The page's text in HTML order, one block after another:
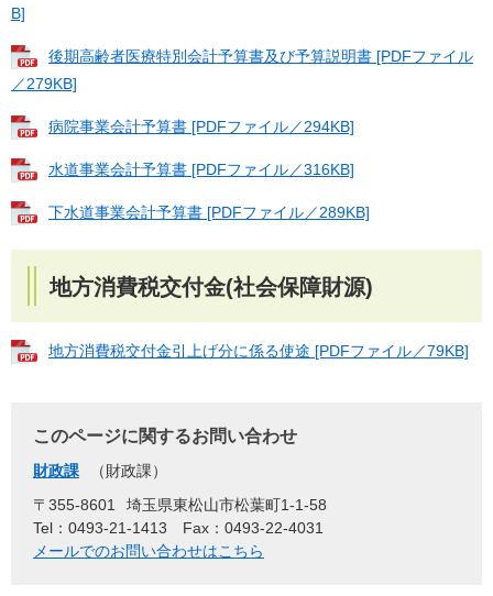
B]
後期高齢者医療特別会計予算書及び予算説明書 [PDFファイル
／279KB]
病院事業会計予算書 [PDFファイル／294KB]
水道事業会計予算書 [PDFファイル／316KB]
下水道事業会計予算書 [PDFファイル／289KB]
地方消費税交付金(社会保障財源)
地方消費税交付金引上げ分に係る使途 [PDFファイル／79KB]
このページに関するお問い合わせ
財政課
財政課
〒355-8601
埼玉県東松山市松葉町1-1-58
Tel：0493-21-1413
Fax：0493-22-4031
メールでのお問い合わせはこちら